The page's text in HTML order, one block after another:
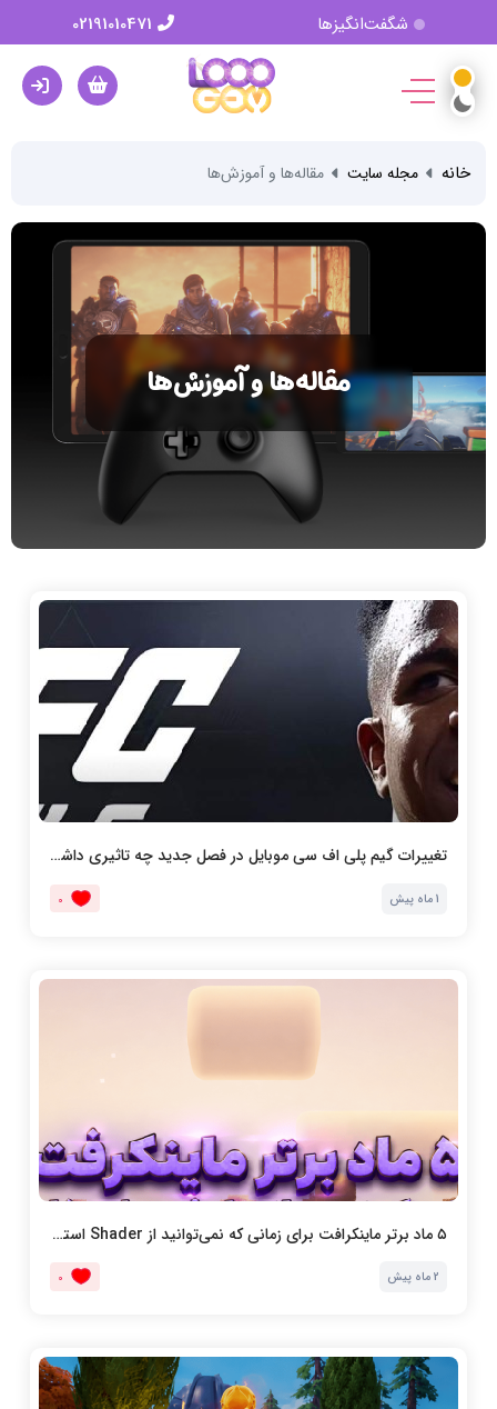
شگفت‌انگیزها
خانه مجله سایت مقاله‌ها و آموزش‌ها
مقاله‌ها و آموزش‌ها
تغییرات گیم پلی اف سی موبایل در فصل جدید چه تاثیری داشت
1 ماه پیش 0
۵ ماد برتر ماینکرافت برای زمانی که نمی‌توانید از Shader استفاده کنید
2 ماه پیش 0